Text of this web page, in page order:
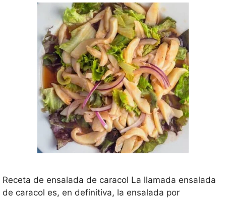
Receta de ensalada de caracol La llamada ensalada
de caracol es, en definitiva, la ensalada por